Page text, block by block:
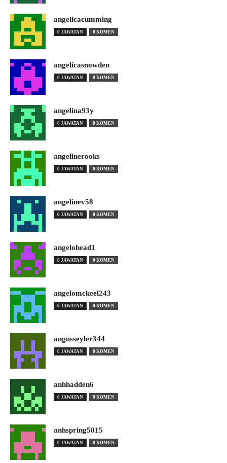
angelicacumming
0 JAWATAN 0 KOMEN
angelicasnowden
0 JAWATAN 0 KOMEN
angelina93y
0 JAWATAN 0 KOMEN
angelinerooks
0 JAWATAN 0 KOMEN
angelinev58
0 JAWATAN 0 KOMEN
angelohead1
0 JAWATAN 0 KOMEN
angelomckeel243
0 JAWATAN 0 KOMEN
angusseyler344
0 JAWATAN 0 KOMEN
anhhadden6
0 JAWATAN 0 KOMEN
anhspring5015
0 JAWATAN 0 KOMEN